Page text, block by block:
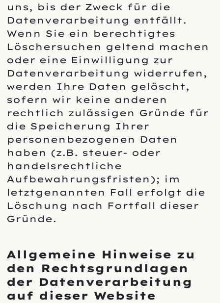
uns, bis der Zweck für die
Datenverarbeitung entfällt.
Wenn Sie ein berechtigtes
Löschersuchen geltend machen
oder eine Einwilligung zur
Datenverarbeitung widerrufen,
werden Ihre Daten gelöscht,
sofern wir keine anderen
rechtlich zulässigen Gründe für
die Speicherung Ihrer
personenbezogenen Daten
haben (z.B. steuer- oder
handelsrechtliche
Aufbewahrungsfristen); im
letztgenannten Fall erfolgt die
Löschung nach Fortfall dieser
Gründe.
Allgemeine Hinweise zu
den Rechtsgrundlagen
der Datenverarbeitung
auf dieser Website